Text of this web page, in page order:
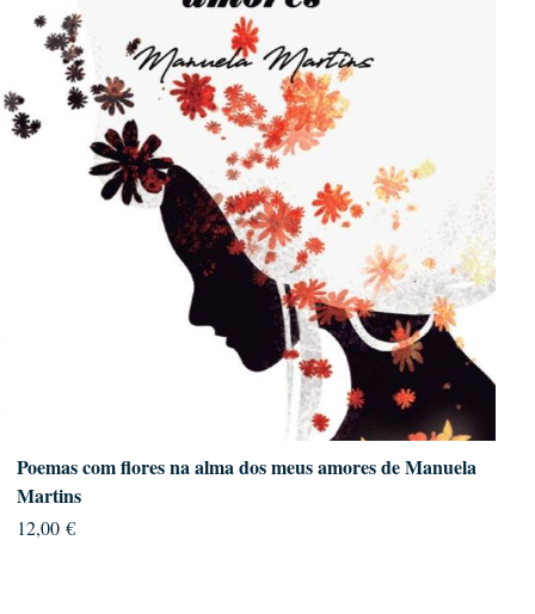
Poemas com flores na alma dos meus amores de Manuela
Martins
12,00 €